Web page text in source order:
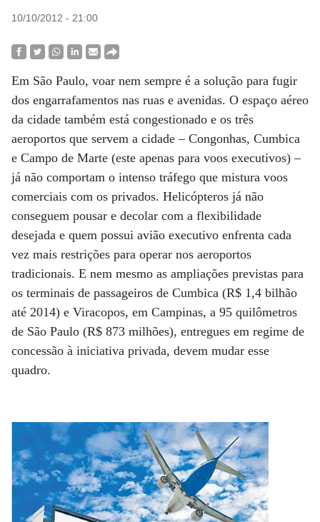
10/10/2012 - 21:00
Em São Paulo, voar nem sempre é a solução para fugir
dos engarrafamentos nas ruas e avenidas. O espaço aéreo
da cidade também está congestionado e os três
aeroportos que servem a cidade – Congonhas, Cumbica
e Campo de Marte (este apenas para voos executivos) –
já não comportam o intenso tráfego que mistura voos
comerciais com os privados. Helicópteros já não
conseguem pousar e decolar com a flexibilidade
desejada e quem possui avião executivo enfrenta cada
vez mais restrições para operar nos aeroportos
tradicionais. E nem mesmo as ampliações previstas para
os terminais de passageiros de Cumbica (R$ 1,4 bilhão
até 2014) e Viracopos, em Campinas, a 95 quilômetros
de São Paulo (R$ 873 milhões), entregues em regime de
concessão à iniciativa privada, devem mudar esse
quadro.